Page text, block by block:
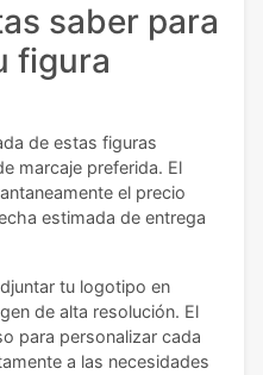
saber para
figura
de estas figuras
marcaje preferida. El
el precio
estimada de entrega
tu logotipo en
de alta resolución. El
para personalizar cada
a las necesidades